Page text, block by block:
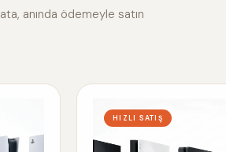
anında ödemeyle satın
HIZLI SATIŞ